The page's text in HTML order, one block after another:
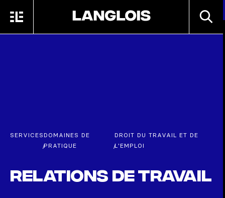
MENU
SERVICES
/
DOMAINES DE
PRATIQUE
/
DROIT DU TRAVAIL ET DE
L'EMPLOI
Relations de travail